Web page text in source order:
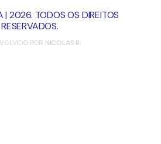
| 2026. TODOS OS DIREITOS
RESERVADOS.
POR NICOLAS R.